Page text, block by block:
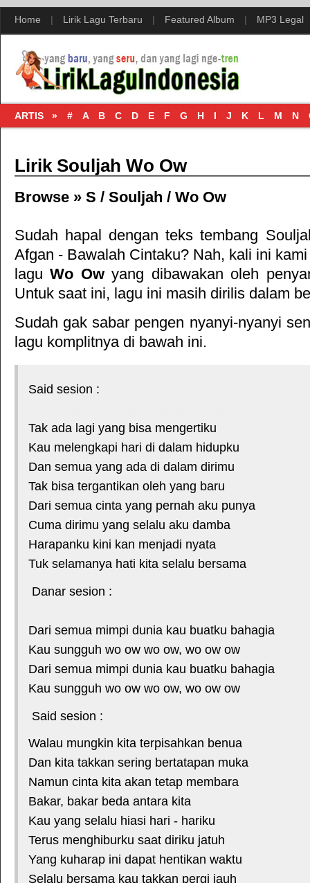
Home | Lirik Lagu Terbaru | Featured Album | MP3 Legal
ARTIS » # A B C D E F G H I J K L M N
Lirik Souljah Wo Ow
Browse » S / Souljah / Wo Ow
Sudah hapal dengan teks tembang
Afgan - Bawalah Cintaku? Nah, kali ini
laguWo Owyang dibawakan oleh
Untuk saat ini, lagu ini masih dirilis dalam
Sudah gak sabar pengen nyanyi-nyanyi
lagu komplitnya di bawah ini.
Said sesion :
Tak ada lagi yang bisa mengertiku
Kau melengkapi hari di dalam hidupku
Dan semua yang ada di dalam dirimu
Tak bisa tergantikan oleh yang baru
Dari semua cinta yang pernah aku punya
Cuma dirimu yang selalu aku damba
Harapanku kini kan menjadi nyata
Tuk selamanya hati kita selalu bersama
Danar sesion :
Dari semua mimpi dunia kau buatku bahagia
Kau sungguh wo ow wo ow, wo ow ow
Dari semua mimpi dunia kau buatku bahagia
Kau sungguh wo ow wo ow, wo ow ow
Said sesion :
Walau mungkin kita terpisahkan benua
Dan kita takkan sering bertatapan muka
Namun cinta kita akan tetap membara
Bakar, bakar beda antara kita
Kau yang selalu hiasi hari - hariku
Terus menghiburku saat diriku jatuh
Yang kuharap ini dapat hentikan waktu
Selalu bersama kau takkan pergi jauh